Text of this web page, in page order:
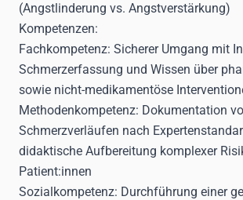
(Angstlinderung vs. Angstverstärkung)
Kompetenzen:
Fachkompetenz: Sicherer Umgang mit
Schmerzerfassung und Wissen über
sowie nicht-medikamentöse
Methodenkompetenz: Dokumentation
Schmerzverläufen nach
didaktische Aufbereitung komplexer
Patient:innen
Sozialkompetenz: Durchführung einer